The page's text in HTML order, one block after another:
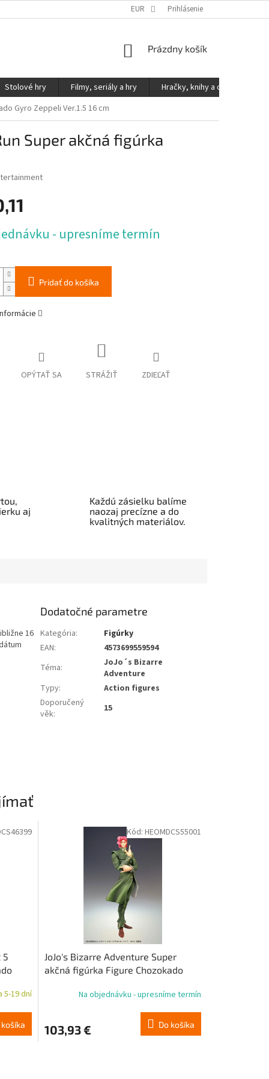
PODMIENKY OCHRANY OSOBNÝCH ÚDAJOV
EUR Prihlásenie
NÁKUPNÝ
Prázdny košík
Stolové hry Filmy, seriály a hry
Hračky, knihy a ostatné
Gyro Zeppeli Ver.1.5 16 cm
Super akčná figúrka
- upresníme termín
Pridať do košíka
OPÝTAŤ SA STRÁŽIŤ ZDIEĽAŤ
aj
Každú zásielku balíme
naozaj precízne a do
kvalitných materiálov.
16
Dodatočné parametre
Kategória:
Figúrky
EAN:
4573699559594
Téma:
JoJo´s Bizarre
Adventure
Typy:
Action figures
Doporučený
věk: 15
5
5-19 dní
košíka
JoJo's Bizarre Adventure Super
akčná figúrka Figure Chozokado
Na objednávku - upresníme termín
103,93 € Do košíka
Kód: HEOMDCS55001